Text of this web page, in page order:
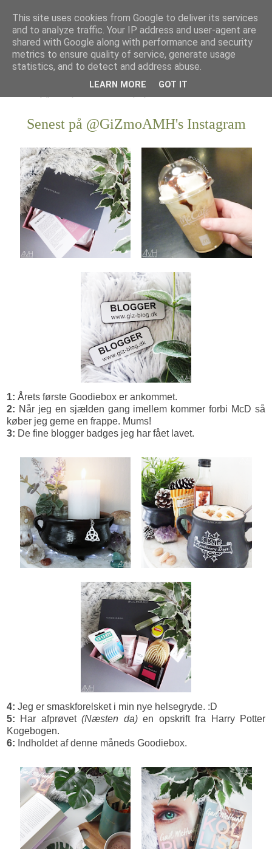
Senest på @GiZmoAMH's Instagram
1: Årets første Goodiebox er ankommet.
2: Når jeg en sjælden gang imellem kommer forbi McD så
køber jeg gerne en frappe. Mums!
3: De fine blogger badges jeg har fået lavet.
4: Jeg er smaskforelsket i min nye helsegryde. :D
5: Har afprøvet(Næsten da)en opskrift fra Harry Potter
Kogebogen.
6: Indholdet af denne måneds Goodiebox.
This site uses cookies from Google to deliver its services
and to analyze traffic. Your IP address and user-agent are
shared with Google along with performance and security
metrics to ensure quality of service, generate usage
statistics, and to detect and address abuse.
LEARN MORE GOT IT